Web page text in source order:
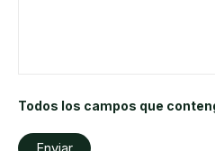
Todos los campos que